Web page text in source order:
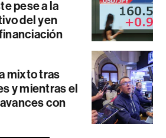
pese a la
del yen
mixto tras
y mientras el
con